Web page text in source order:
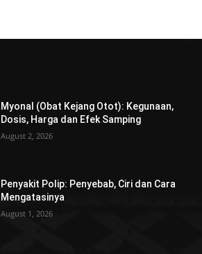
Myonal (Obat Kejang Otot): Kegunaan,
Dosis, Harga dan Efek Samping
August 2, 2026
Penyakit Polip: Penyebab, Ciri dan Cara
Mengatasinya
August 1, 2026